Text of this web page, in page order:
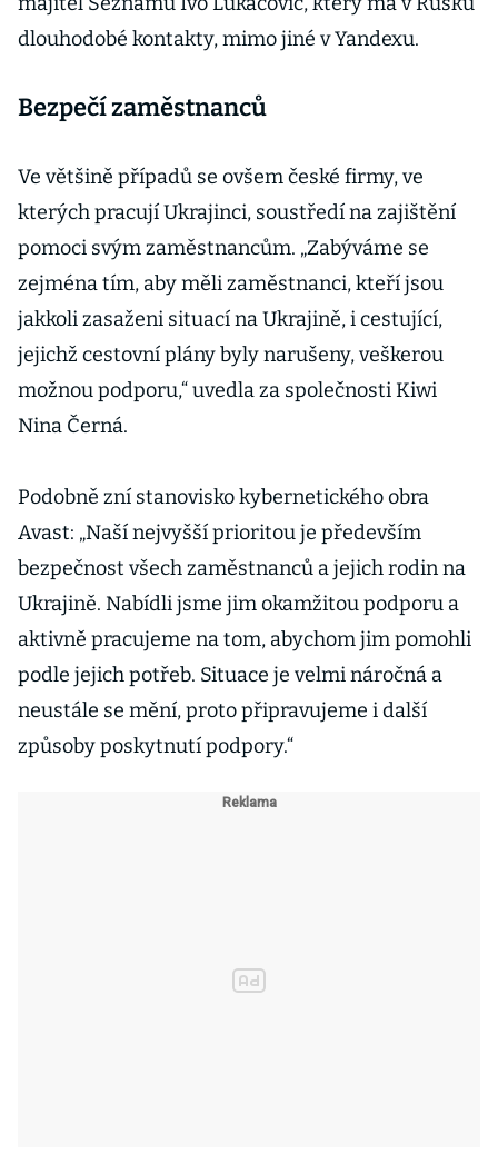
dlouhodobé kontakty, mimo jiné v Yandexu.
Bezpečí zaměstnanců
Ve většině případů se ovšem české firmy, ve
kterých pracují Ukrajinci, soustředí na zajištění
pomoci svým zaměstnancům. „Zabýváme se
zejména tím, aby měli zaměstnanci, kteří jsou
jakkoli zasaženi situací na Ukrajině, i cestující,
jejichž cestovní plány byly narušeny, veškerou
možnou podporu,“ uvedla za společnosti Kiwi
Nina Černá.
Podobně zní stanovisko kybernetického obra
Avast: „Naší nejvyšší prioritou je především
bezpečnost všech zaměstnanců a jejich rodin na
Ukrajině. Nabídli jsme jim okamžitou podporu a
aktivně pracujeme na tom, abychom jim pomohli
podle jejich potřeb. Situace je velmi náročná a
neustále se mění, proto připravujeme i další
způsoby poskytnutí podpory.“